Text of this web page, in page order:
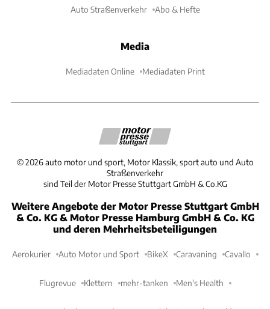
Auto Straßenverkehr Abo & Hefte
Media
Mediadaten Online Mediadaten Print
©2026 auto motor und sport, Motor Klassik, sport auto und Auto
Straßenverkehr
sind Teil der Motor Presse Stuttgart GmbH & Co.KG
Weitere Angebote der Motor Presse Stuttgart GmbH
& Co. KG & Motor Presse Hamburg GmbH & Co. KG
und deren Mehrheitsbeteiligungen
Aerokurier Auto Motor und Sport BikeX Caravaning Cavallo
Flugrevue Klettern mehr-tanken Men's Health